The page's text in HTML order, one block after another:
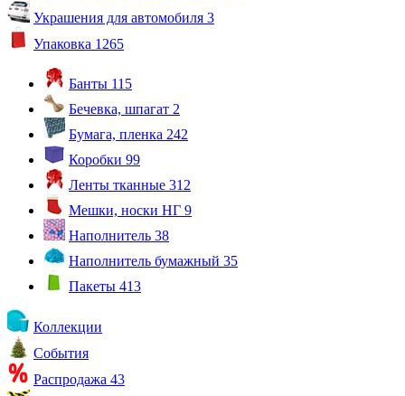
Украшения для автомобиля 3
Упаковка 1265
Банты 115
Бечевка, шпагат 2
Бумага, пленка 242
Коробки 99
Ленты тканные 312
Мешки, носки НГ 9
Наполнитель 38
Наполнитель бумажный 35
Пакеты 413
Коллекции
События
Распродажа 43